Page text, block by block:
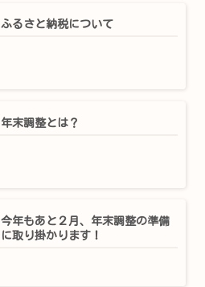
ふるさと納税について
年末調整とは？
今年もあと２月、年末調整の準備
に取り掛かります！